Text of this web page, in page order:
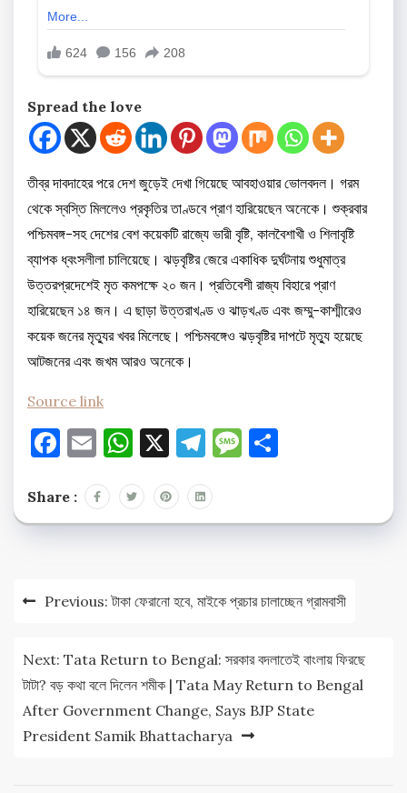
Spread the love
তীব্র দাবদাহের পরে দেশ জুড়েই দেখা গিয়েছে আবহাওয়ার ভোলবদল। গরম
থেকে স্বস্তি মিললেও প্রকৃতির তাণ্ডবে প্রাণ হারিয়েছেন অনেকে। শুক্রবার
পশ্চিমবঙ্গ-সহ দেশের বেশ কয়েকটি রাজ্যে ভারী বৃষ্টি, কালবৈশাখী ও শিলাবৃষ্টি
ব্যাপক ধ্বংসলীলা চালিয়েছে। ঝড়বৃষ্টির জেরে একাধিক দুর্ঘটনায় শুধুমাত্র
উত্তরপ্রদেশেই মৃত কমপক্ষে ২০ জন। প্রতিবেশী রাজ্য বিহারে প্রাণ
হারিয়েছেন ১৪ জন। এ ছাড়া উত্তরাখণ্ড ও ঝাড়খণ্ড এবং জম্মু-কাশ্মীরেও
কয়েক জনের মৃত্যুর খবর মিলেছে। পশ্চিমবঙ্গেও ঝড়বৃষ্টির দাপটে মৃত্যু হয়েছে
আটজনের এবং জখম আরও অনেকে।
Source link
Facebook
EmailWhatsApp
X Telegram
Message
Share :
PostPrevious: টাকা ফেরানো হবে, মাইকে প্রচার চালাচ্ছেন গ্রামবাসী
Next: Tata Return to Bengal: সরকার বদলাতেই বাংলায় ফিরছে
টাটা? বড় কথা বলে দিলেন শমীক | Tata May Return to Bengal
After Government Change, Says BJP State
President Samik Bhattacharya